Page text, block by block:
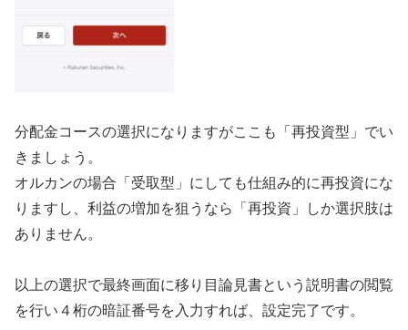
分配金コースの選択になりますがここも「再投資型」でい
きましょう。
オルカンの場合「受取型」にしても仕組み的に再投資にな
りますし、利益の増加を狙うなら「再投資」しか選択肢は
ありません。
以上の選択で最終画面に移り目論見書という説明書の閲覧
を行い４桁の暗証番号を入力すれば、設定完了です。